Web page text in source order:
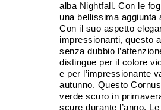
alba Nightfall. Con le
una bellissima aggiunta
Con il suo aspetto
impressionanti, questo
senza dubbio
distingue per il colore
e per l’impressionante
autunno. Questo
verde scuro in
scure durante l’anno.